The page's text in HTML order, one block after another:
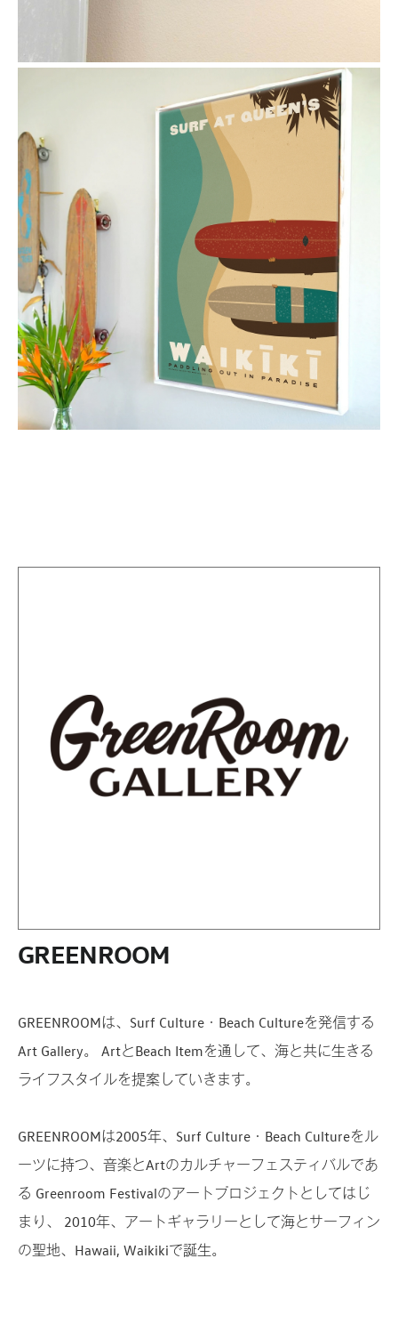
GREENROOM
GREENROOMは、Surf Culture・Beach Cultureを発信する
Art Gallery。 ArtとBeach Itemを通して、海と共に生きる
ライフスタイルを提案していきます。
GREENROOMは2005年、Surf Culture・Beach Cultureをル
ーツに持つ、音楽とArtのカルチャーフェスティバルであ
る Greenroom Festivalのアートプロジェクトとしてはじ
まり、 2010年、アートギャラリーとして海とサーフィン
の聖地、Hawaii, Waikikiで誕生。